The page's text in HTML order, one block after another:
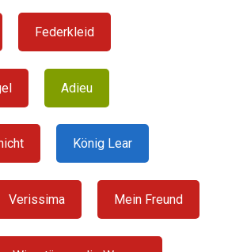
Federkleid
Adieu
König Lear
Verissima Mein Freund